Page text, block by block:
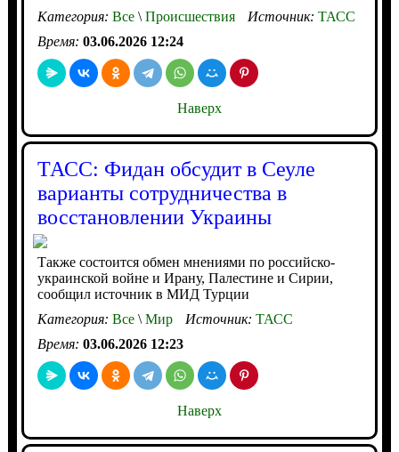
Категория: Все\Происшествия Источник: ТАСС
Время: 03.06.2026 12:24
Наверх
ТАСС: Фидан обсудит в Сеуле
варианты сотрудничества в
восстановлении Украины
Также состоится обмен мнениями по российско-
украинской войне и Ирану, Палестине и Сирии,
сообщил источник в МИД Турции
Категория: Все\Мир Источник: ТАСС
Время: 03.06.2026 12:23
Наверх